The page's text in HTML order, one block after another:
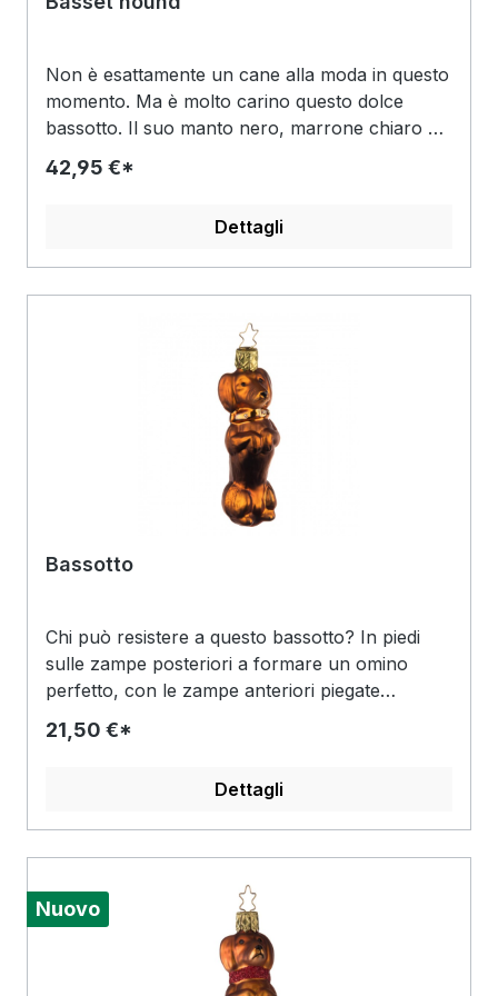
Non è esattamente un cane alla moda in questo
momento. Ma è molto carino questo dolce
bassotto. Il suo manto nero, marrone chiaro e
razza. Le lunghe orecchie flosce e l'aspetto
naturalmente è stato accuratamente applicato a
tocco finale natalizio è dato dai glitter marroni.
42,95 €*
Dettagli
Bassotto
Chi può resistere a questo bassotto? In piedi
sulle zampe posteriori a formare un omino
perfetto, con le zampe anteriori piegate
sguardo da cane sul muso dipinto a mano,
canina fa davvero centro. Anche il collare
21,50 €*
Dettagli
Nuovo